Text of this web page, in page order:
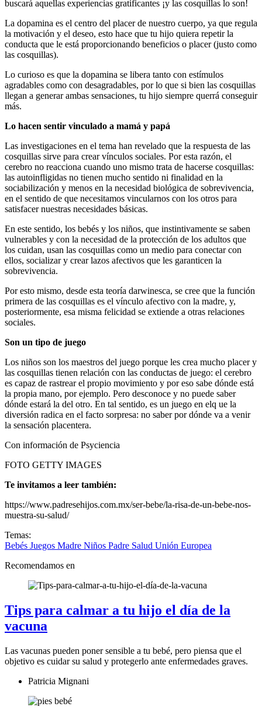
buscará aquellas experiencias gratificantes ¡y las cosquillas lo son!
La dopamina es el centro del placer de nuestro cuerpo, ya que regula
la motivación y el deseo, esto hace que tu hijo quiera repetir la
conducta que le está proporcionando beneficios o placer (justo como
las cosquillas).
Lo curioso es que la dopamina se libera tanto con estímulos
agradables como con desagradables, por lo que si bien las cosquillas
llegan a generar ambas sensaciones, tu hijo siempre querrá conseguir
más.
Lo hacen sentir vinculado a mamá y papá
Las investigaciones en el tema han revelado que la respuesta de las
cosquillas sirve para crear vínculos sociales. Por esta razón, el
cerebro no reacciona cuando uno mismo trata de hacerse cosquillas:
las autoinfligidas no tienen mucho sentido ni finalidad en la
sociabilización y menos en la necesidad biológica de sobrevivencia,
en el sentido de que necesitamos vincularnos con los otros para
satisfacer nuestras necesidades básicas.
En este sentido, los bebés y los niños, que instintivamente se saben
vulnerables y con la necesidad de la protección de los adultos que
los cuidan, usan las cosquillas como un medio para conectar con
ellos, socializar y crear lazos afectivos que les garanticen la
sobrevivencia.
Por esto mismo, desde esta teoría darwinesca, se cree que la función
primera de las cosquillas es el vínculo afectivo con la madre, y,
posteriormente, esa misma felicidad se extiende a otras relaciones
sociales.
Son un tipo de juego
Los niños son los maestros del juego porque les crea mucho placer y
las cosquillas tienen relación con las conductas de juego: el cerebro
es capaz de rastrear el propio movimiento y por eso sabe dónde está
la propia mano, por ejemplo. Pero desconoce y no puede saber
dónde estará la del otro. En tal sentido, es un juego en elq ue la
diversión radica en el facto sorpresa: no saber por dónde va a venir
la sensación placentera.
Con información de Psyciencia
FOTO GETTY IMAGES
Te invitamos a leer también:
https://www.padresehijos.com.mx/ser-bebe/la-risa-de-un-bebe-nos-
muestra-su-salud/
Temas:
Bebés Juegos Madre Niños Padre Salud Unión Europea
Recomendamos en
Tips para calmar a tu hijo el día de la
vacuna
Las vacunas pueden poner sensible a tu bebé, pero piensa que el
objetivo es cuidar su salud y protegerlo ante enfermedades graves.
Patricia Mignani